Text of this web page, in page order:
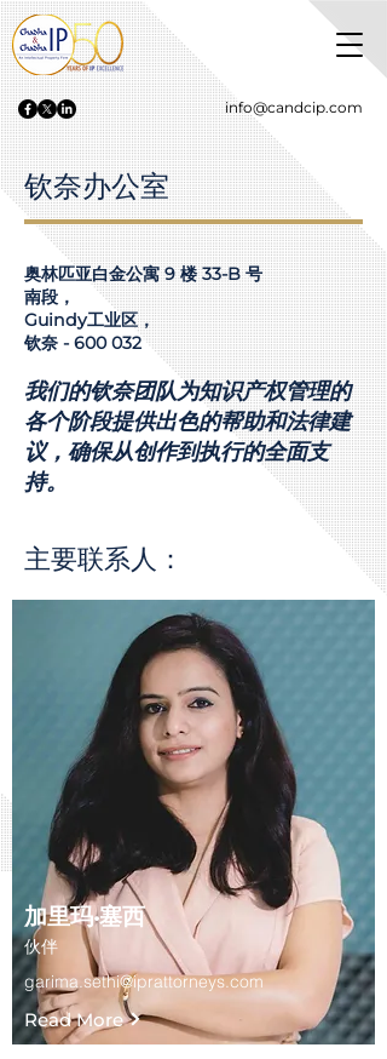
info@candcip.com
钦奈办公室
奥林匹亚白金公寓 9 楼 33-B 号
南段，
Guindy工业区，
钦奈 - 600 032
我们的钦奈团队为知识产权管理的
各个阶段提供出色的帮助和法律建
议，确保从创作到执行的全面支
持。
主要联系人：
加里玛·塞西
伙伴
garima.sethi@iprattorneys.com
Read More